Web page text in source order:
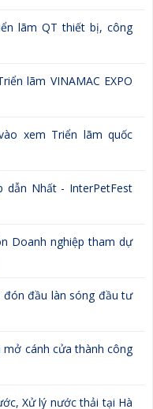
lãm QT thiết bị, công
lãm VINAMAC EXPO
xem Triển lãm quốc
dẫn Nhất - InterPetFest
Doanh nghiệp tham dự
đón đầu làn sóng đầu tư
cánh cửa thành công
Xử lý nước thải tại Hà